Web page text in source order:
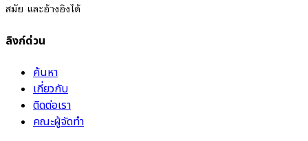
สมัย และอ้างอิงได้
ลิงก์ด่วน
ค้นหา
เกี่ยวกับ
ติดต่อเรา
คณะผู้จัดทำ